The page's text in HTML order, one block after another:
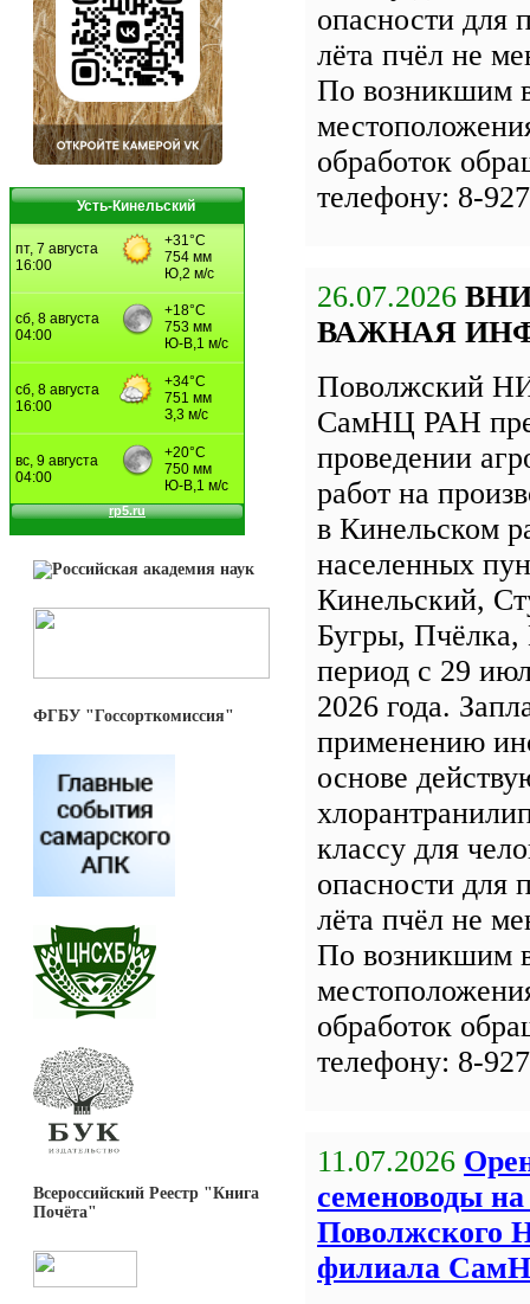
Усть-Кинельский
ФГБУ "Госсорткомиссия"
Всероссийский Реестр "Книга
Почёта"
опасности для
лёта пчёл не
По возникшим
обработок
телефону: 8-
26.07.2026
ВАЖНАЯ
Поволжский
СамНЦ РАН
проведении
работ на
в Кинельском
населенных
Кинельский,
Бугры,
период с 29
2026 года.
применению
основе
классу для
опасности для
лёта пчёл не
По возникшим
обработок
телефону: 8-
11.07.2026
семеноводы
филиала